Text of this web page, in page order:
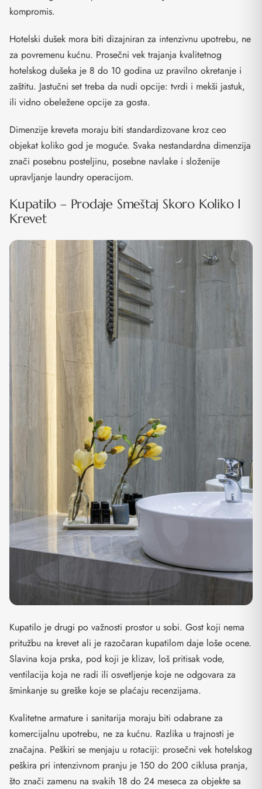
kompromis.
Hotelski dušek mora biti dizajniran za intenzivnu upotrebu, ne
za povremenu kućnu. Prosečni vek trajanja kvalitetnog
hotelskog dušeka je 8 do 10 godina uz pravilno okretanje i
zaštitu. Jastučni set treba da nudi opcije: tvrdi i mekši jastuk,
ili vidno obeležene opcije za gosta.
Dimenzije kreveta moraju biti standardizovane kroz ceo
objekat koliko god je moguće. Svaka nestandardna dimenzija
znači posebnu posteljinu, posebne navlake i složenije
upravljanje laundry operacijom.
Kupatilo – Prodaje Smeštaj Skoro Koliko I
Krevet
Kupatilo je drugi po važnosti prostor u sobi. Gost koji nema
pritužbu na krevet ali je razočaran kupatilom daje loše ocene.
Slavina koja prska, pod koji je klizav, loš pritisak vode,
ventilacija koja ne radi ili osvetljenje koje ne odgovara za
šminkanje su greške koje se plaćaju recenzijama.
Kvalitetne armature i sanitarija moraju biti odabrane za
komercijalnu upotrebu, ne za kućnu. Razlika u trajnosti je
značajna. Peškiri se menjaju u rotaciji: prosečni vek hotelskog
peškira pri intenzivnom pranju je 150 do 200 ciklusa pranja,
što znači zamenu na svakih 18 do 24 meseca za objekte sa